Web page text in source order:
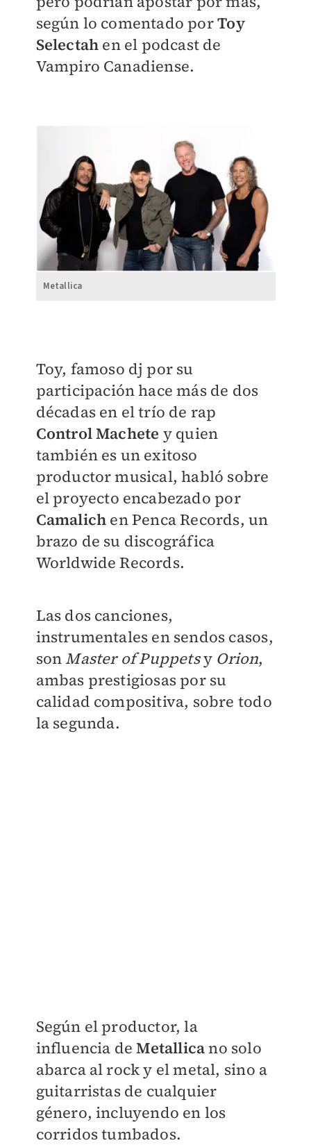
según lo comentado porToy
Selectah en el podcast de
Vampiro Canadiense.
Metallica
Toy, famoso dj por su
participación hace más de dos
décadas en el trío de rap
Control Machete y quien
también es un exitoso
productor musical, habló sobre
el proyecto encabezado por
Camalich en Penca Records, un
brazo de su discográfica
Worldwide Records.
Las dos canciones,
instrumentales en sendos casos,
son Master of Puppetsy Orion,
ambas prestigiosas por su
calidad compositiva, sobre todo
la segunda.
Según el productor, la
influencia deMetallicano solo
abarca al rock y el metal, sino a
guitarristas de cualquier
género, incluyendo en los
corridos tumbados.